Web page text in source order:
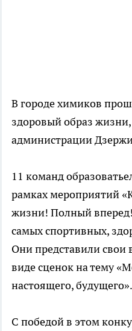
В городе химиков
здоровый образ
администрации
11 команд
рамках мероприятий
жизни! Полный
самых спортивных,
Они представили свои
виде сценок на тему
настоящего, будущего».
С победой в этом